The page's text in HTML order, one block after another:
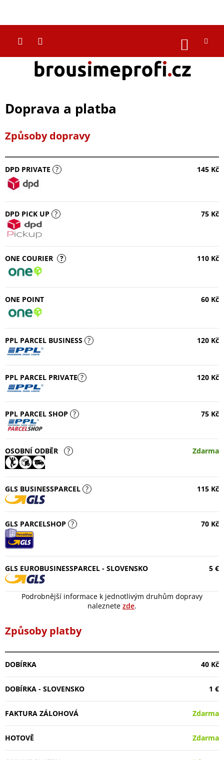
obsah
KOŠÍK
Doprava a platba
Způsoby dopravy
DPD PRIVATE ? 145 Kč
DPD PICK UP ? 75 Kč
ONE COURIER ? 110 Kč
ONE POINT 60 Kč
PPL PARCEL BUSINESS ? 120 Kč
PPL PARCEL PRIVATE ? 120 Kč
PPL PARCEL SHOP ? 75 Kč
OSOBNÍ ODBĚR ? Zdarma
GLS BUSINESSPARCEL ? 115 Kč
GLS PARCELSHOP ? 70 Kč
GLS EUROBUSINESSPARCEL - SLOVENSKO 5 €
Podrobnější informace k jednotlivým druhům dopravy
naleznete zde.
Způsoby platby
DOBÍRKA 40 Kč
DOBÍRKA - SLOVENSKO 1 €
FAKTURA ZÁLOHOVÁ Zdarma
HOTOVĚ Zdarma